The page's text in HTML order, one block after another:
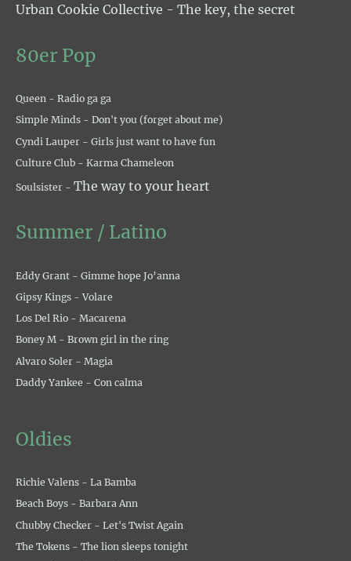
Urban Cookie Collective - The key, the secret
80er Pop
Queen - Radio ga ga
Simple Minds - Don't you (forget about me)
Cyndi Lauper - Girls just want to have fun
Culture Club - Karma Chameleon
Soulsister - The way to your heart
Summer / Latino
Eddy Grant - Gimme hope Jo’anna
Gipsy Kings - Volare
Los Del Rio - Macarena
Boney M - Brown girl in the ring
Alvaro Soler - Magia
Daddy Yankee - Con calma
Oldies
Richie Valens - La Bamba
Beach Boys - Barbara Ann
Chubby Checker - Let's Twist Again
The Tokens - The lion sleeps tonight